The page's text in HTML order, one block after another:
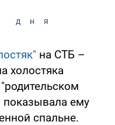
дня
на СТБ –
холостяка
ему
спальне.